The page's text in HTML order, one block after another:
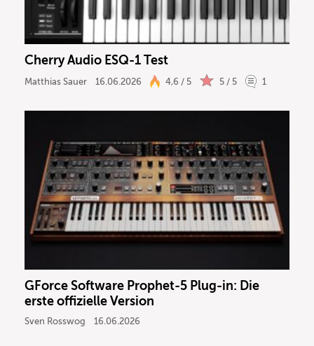
Cherry Audio ESQ-1 Test
Matthias Sauer 16.06.2026 4,6 / 5 5 / 5 1
GForce Software Prophet-5 Plug-in: Die
erste offizielle Version
Sven Rosswog 16.06.2026